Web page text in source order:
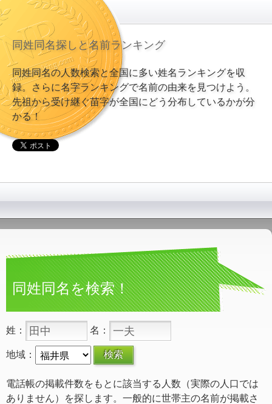
同姓同名探しと名前ランキング
同姓同名の人数検索と全国に多い姓名ランキングを収
録。さらに名字ランキングで名前の由来を見つけよう。
先祖から受け継ぐ苗字が全国にどう分布しているかが分
かる！
同姓同名を検索！
姓： 名：
地域：
電話帳の掲載件数をもとに該当する人数（実際の人口では
ありません）を探します。一般的に世帯主の名前が掲載さ